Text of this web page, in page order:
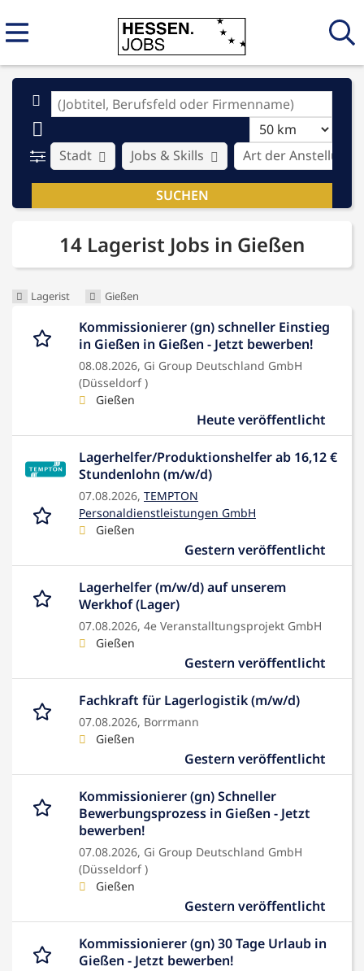
Stadt Art der Anstellung
Jobs & Skills
14 Lagerist Jobs in Gießen
Lagerist Gießen
Kommissionierer (gn) schneller Einstieg
in Gießen in Gießen - Jetzt bewerben!
08.08.2026, Gi Group Deutschland GmbH
(Düsseldorf )
Gießen
Heute veröffentlicht
Lagerhelfer/Produktionshelfer ab 16,12 €
Stundenlohn (m/w/d)
07.08.2026, TEMPTON
Personaldienstleistungen GmbH
Gießen
Gestern veröffentlicht
Lagerhelfer (m/w/d) auf unserem
Werkhof (Lager)
07.08.2026, 4e Veranstalltungsprojekt GmbH
Gießen
Gestern veröffentlicht
Fachkraft für Lagerlogistik (m/w/d)
07.08.2026, Borrmann
Gießen
Gestern veröffentlicht
Kommissionierer (gn) Schneller
Bewerbungsprozess in Gießen - Jetzt
bewerben!
07.08.2026, Gi Group Deutschland GmbH
(Düsseldorf )
Gießen
Gestern veröffentlicht
Kommissionierer (gn) 30 Tage Urlaub in
Gießen - Jetzt bewerben!